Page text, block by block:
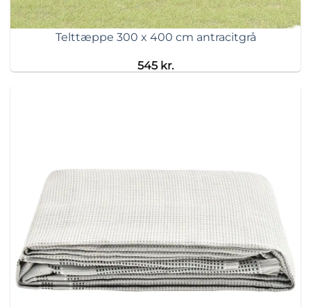
Telttæppe 300 x 400 cm antracitgrå
545 kr.